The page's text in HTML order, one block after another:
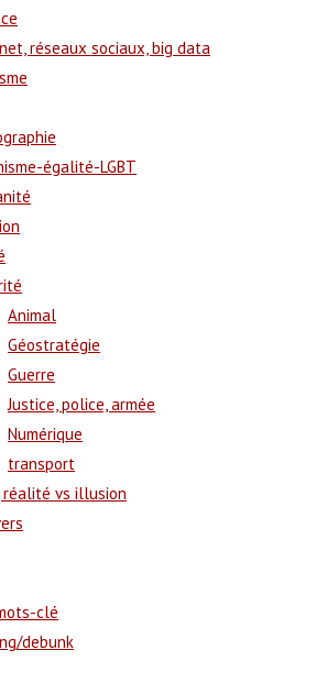
réseaux sociaux, big data
égalité-LGBT
Animal
Géostratégie
Guerre
Justice, police, armée
Numérique
transport
réalité vs illusion
clé
debunk